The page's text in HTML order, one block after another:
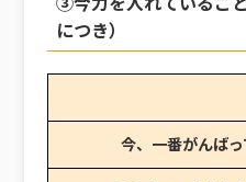
③今力を入れているこ
につき）
今、一番がんば